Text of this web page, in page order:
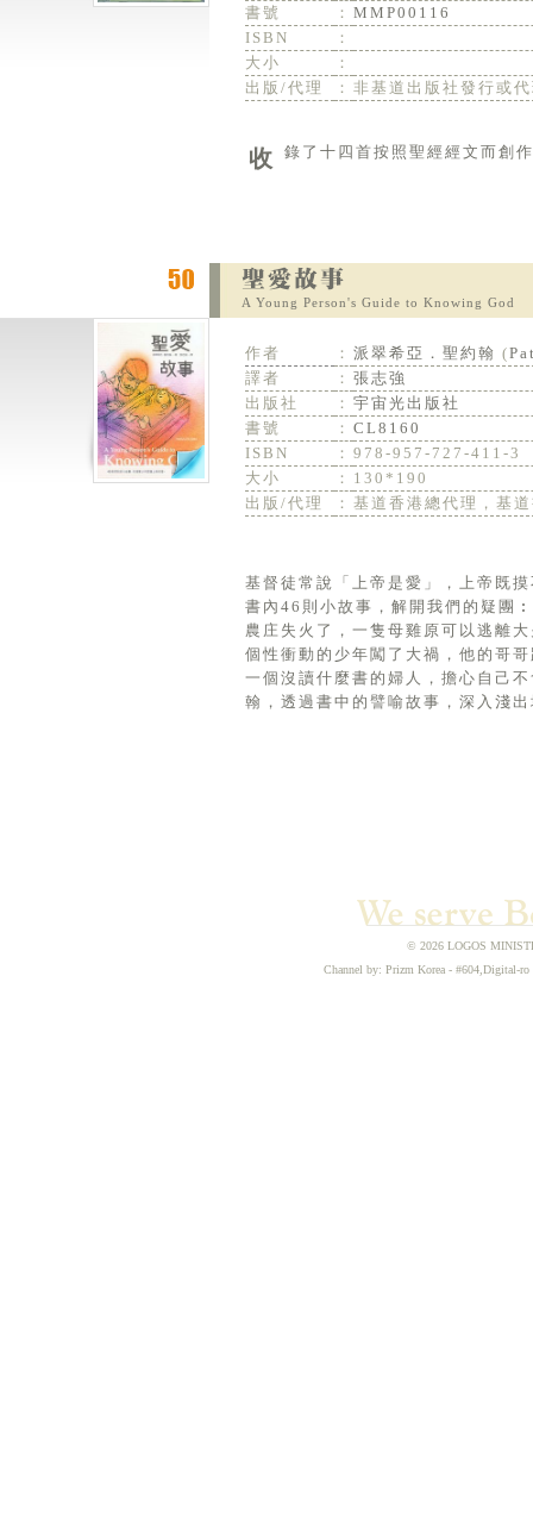
書號
： MMP00116
ISBN
：
大小
：
出版/代理
： 非基道出版社發行或
收錄了十四首按照聖經經文而
A Young Person's Guide to Knowing God
作者 ： 派翠希亞．聖約翰 (
譯者
： 張志強
出版社
： 宇宙光出版社
書號
： CL8160
ISBN
： 978-957-727-411-3
大小
： 130*190
出版/代理
： 基道香港總代理，基
基督徒常說「上帝是愛」，上帝既
書內46則小故事，解開我們的疑團︰
農庄失火了，一隻母雞原可以逃離
個性衝動的少年闖了大禍，他的哥
一個沒讀什麼書的婦人，擔心自己
翰，透過書中的譬喻故事，深入淺
© 2026 LOGOS
Channel by: Prizm Korea - #604,Digital-